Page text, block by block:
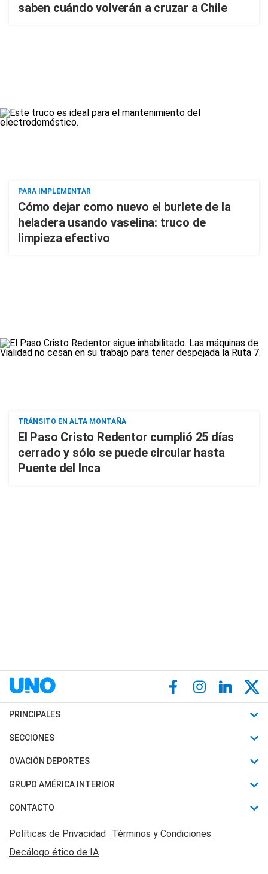
saben cuándo volverán a cruzar a Chile
PARA IMPLEMENTAR
Cómo dejar como nuevo el burlete de la
heladera usando vaselina: truco de
limpieza efectivo
TRÁNSITO EN ALTA MONTAÑA
El Paso Cristo Redentor cumplió 25 días
cerrado y sólo se puede circular hasta
Puente del Inca
PRINCIPALES
Últimas Noticias
Política
Judiciales
Economia
SECCIONES
Horóscopo
Motores
Trucos caseros
Series y Películas
Edictos y Solicitadas
OVACIÓN DEPORTES
Fútbol
Mundial
Automovilismo
Rugby
GRUPO AMÉRICA INTERIOR
Canal 7 en Vivo
CONTACTO
Acerca de Nosotros
Contactanos
Políticas de Privacidad Términos y Condiciones
Decálogo ético de IA